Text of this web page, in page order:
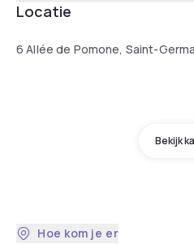
Locatie
6 Allée de Pomone, Saint-
Bekijk
Hoe kom je er